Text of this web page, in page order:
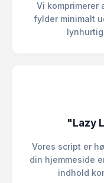
Vi komprimerer
fylder minimalt
"Lazy
Vores script er
din hjemmeside
indhold